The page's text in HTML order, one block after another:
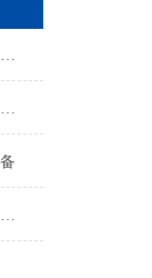
离心风机在含木质碎屑与尘土工况下的高效应用解析
低噪音风机在使用上都有哪些特点？
离心式管道风机和轴流风机之间有什么区别？